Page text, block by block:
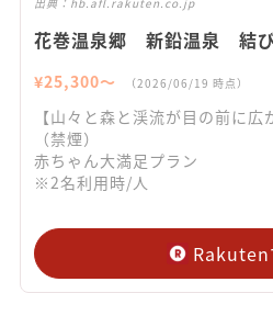
花巻温泉郷 新鉛温泉 結
¥25,300〜 （2026/06/19 時点）
【山々と森と渓流が目の前に
（禁煙）
赤ちゃん大満足プラン
※2名利用時/人
Rakuten